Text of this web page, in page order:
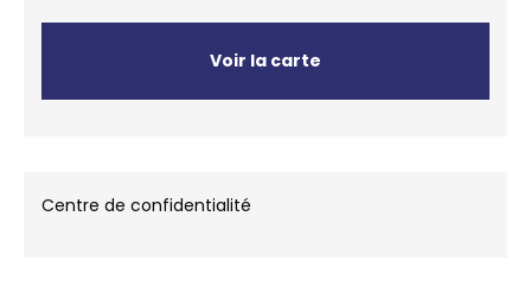
Voir la carte
Centre de confidentialité